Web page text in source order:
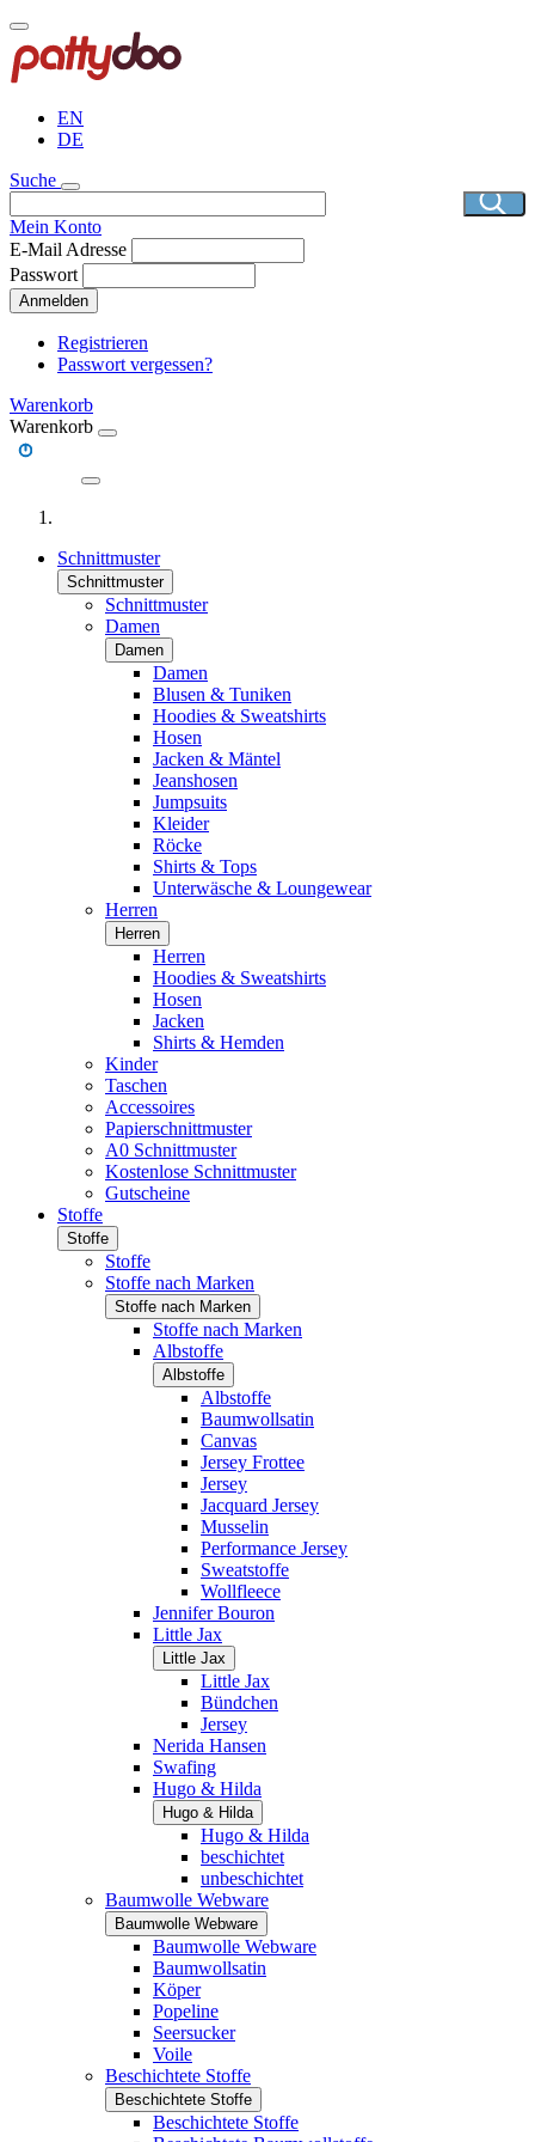
Direkt
zum
Inhalt
EN
DE
Suche
Mein Konto
E-Mail Adresse
Passwort
Anmelden
Registrieren
Passwort vergessen?
Warenkorb
Warenkorb
Schnittmuster
Schnittmuster
Schnittmuster
Damen
Damen
Damen
Blusen & Tuniken
Hoodies & Sweatshirts
Hosen
Jacken & Mäntel
Jeanshosen
Jumpsuits
Kleider
Röcke
Shirts & Tops
Unterwäsche & Loungewear
Herren
Herren
Herren
Hoodies & Sweatshirts
Hosen
Jacken
Shirts & Hemden
Kinder
Taschen
Accessoires
Papierschnittmuster
A0 Schnittmuster
Kostenlose Schnittmuster
Gutscheine
Stoffe
Stoffe
Stoffe
Stoffe nach Marken
Stoffe nach Marken
Stoffe nach Marken
Albstoffe
Albstoffe
Albstoffe
Baumwollsatin
Canvas
Jersey Frottee
Jersey
Jacquard Jersey
Musselin
Performance Jersey
Sweatstoffe
Wollfleece
Jennifer Bouron
Little Jax
Little Jax
Little Jax
Bündchen
Jersey
Nerida Hansen
Swafing
Hugo & Hilda
Hugo & Hilda
Hugo & Hilda
beschichtet
unbeschichtet
Baumwolle Webware
Baumwolle Webware
Baumwolle Webware
Baumwollsatin
Köper
Popeline
Seersucker
Voile
Beschichtete Stoffe
Beschichtete Stoffe
Beschichtete Stoffe